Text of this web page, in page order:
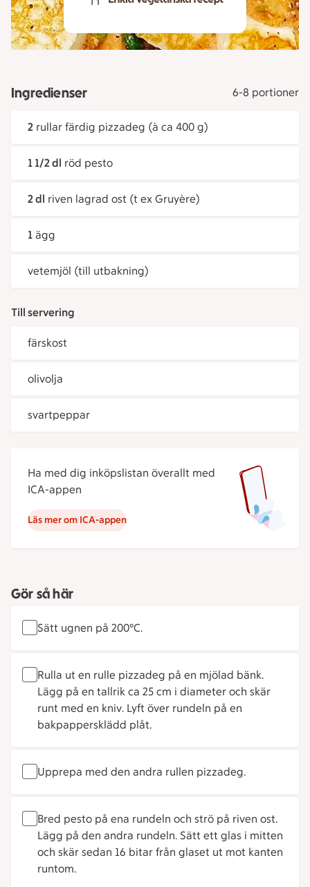
Ingredienser 6-8 portioner
2 rullar färdig pizzadeg (à ca 400 g)
1 1/2 dl röd pesto
2 dl riven lagrad ost (t ex Gruyère)
1 ägg
vetemjöl (till utbakning)
Till servering
färskost
olivolja
svartpeppar
Ha med dig inköpslistan överallt med
ICA-appen
Läs mer om ICA-appen
Gör så här
Sätt ugnen på 200°C.
Rulla ut en rulle pizzadeg på en mjölad bänk.
Lägg på en tallrik ca 25 cm i diameter och skär
runt med en kniv. Lyft över rundeln på en
bakpappersklädd plåt.
Upprepa med den andra rullen pizzadeg.
Bred pesto på ena rundeln och strö på riven ost.
Lägg på den andra rundeln. Sätt ett glas i mitten
och skär sedan 16 bitar från glaset ut mot kanten
runtom.